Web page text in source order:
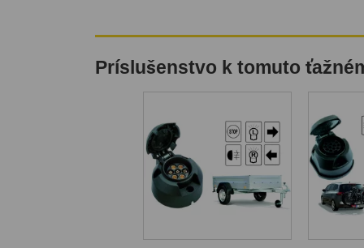
Príslušenstvo k tomuto